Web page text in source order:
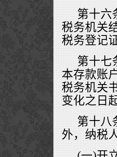
第十六
税务机关
税务登记
第十七
本存款账
税务机关
变化之日
第十八
外，纳税